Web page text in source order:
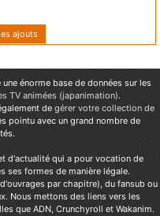
ajouts
énorme base de données sur les
TV animées (japanimation).
de gérer votre collection de
pointu avec un grand nombre de
d'actualité qui a pour vocation de
ses formes de manière légale.
par chapitre), du fansub ou
Nous mettons des liens vers les
que ADN, Crunchyroll et Wakanim.